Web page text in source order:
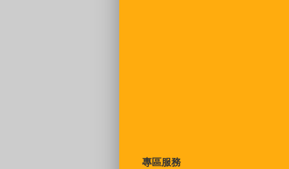
專區服務